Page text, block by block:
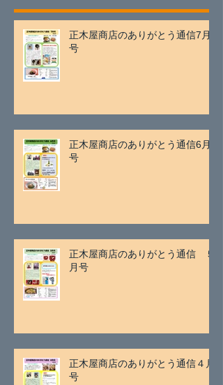
正木屋商店のありがとう通信7月
号
正木屋商店のありがとう通信6月
号
正木屋商店のありがとう通信 ５
月号
正木屋商店のありがとう通信４月
号